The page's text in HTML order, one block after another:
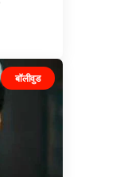
बॉलीवुड